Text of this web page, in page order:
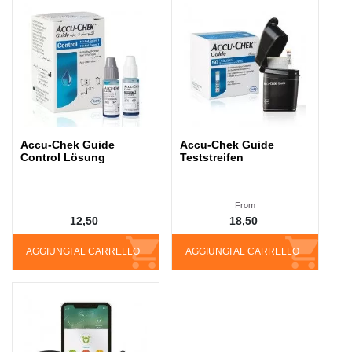
Accu-Chek Guide
Control Lösung
AGGIUNGI AL CARRELLO
12,50
Accu-Chek Guide
Teststreifen
AGGIUNGI AL CARRELLO
From
18,50